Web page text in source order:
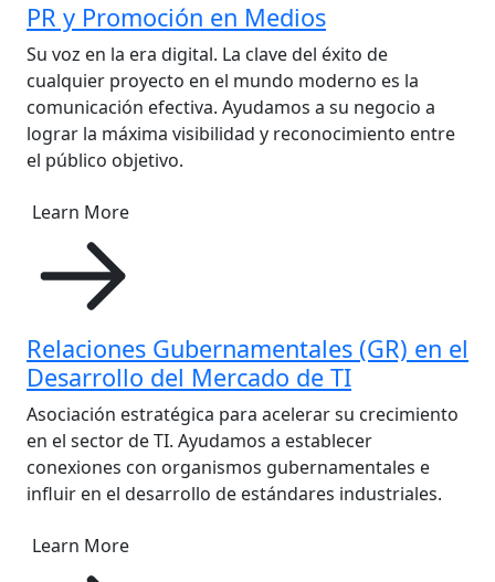
PR y Promoción en Medios
Su voz en la era digital. La clave del éxito de
cualquier proyecto en el mundo moderno es la
comunicación efectiva. Ayudamos a su negocio a
lograr la máxima visibilidad y reconocimiento entre
el público objetivo.
Learn More
Relaciones Gubernamentales (GR) en el
Desarrollo del Mercado de TI
Asociación estratégica para acelerar su crecimiento
en el sector de TI. Ayudamos a establecer
conexiones con organismos gubernamentales e
influir en el desarrollo de estándares industriales.
Learn More